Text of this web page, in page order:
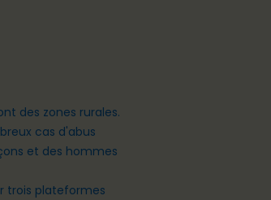
des zones rurales.
cas d'abus
et des hommes
trois plateformes